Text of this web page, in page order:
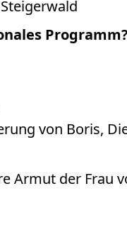
Programm?
von Boris,
Armut der Frau